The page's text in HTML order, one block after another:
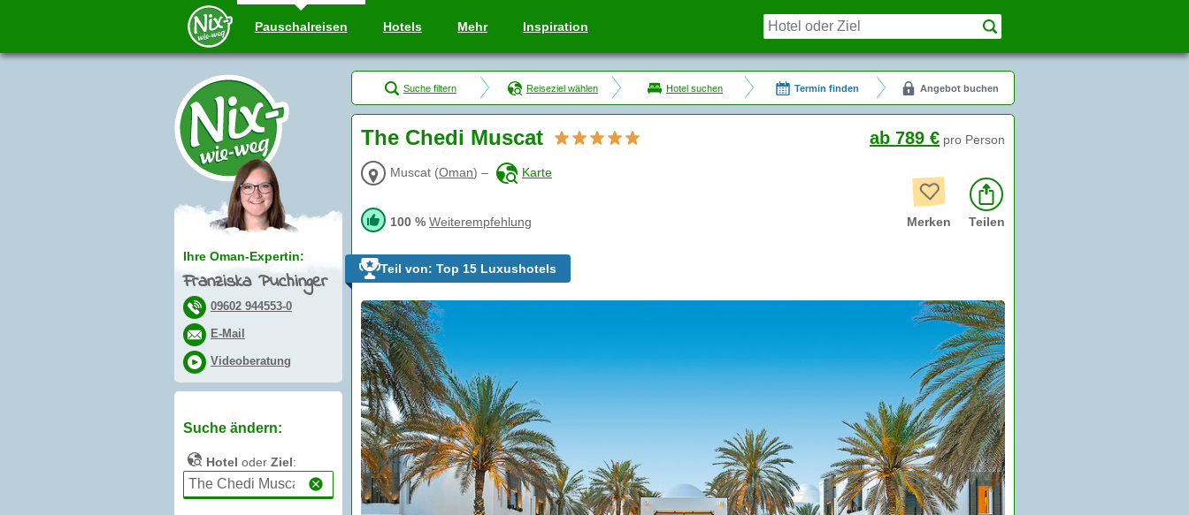
Pauschalreisen Hotels Mehr Inspiration
Ihre Oman-Expertin:
Franziska Puchinger
09602 944553-0
E-Mail
Videoberatung
Suche ändern:
Hotel oder Ziel:
Suche filtern Reiseziel wählen Hotel suchen Termin finden Angebot buchen
The Chedi Muscat
Muscat (Oman) – Karte
100 % Weiterempfehlung
ab 789 € pro Person
Merken Teilen
Teil von: Top 15 Luxushotels